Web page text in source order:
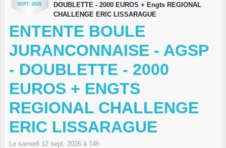
SEPT. 2026
DOUBLETTE - 2000 EUROS + Engts REGIONAL
CHALLENGE ERIC LISSARAGUE
ENTENTE BOULE
JURANCONNAISE - AGSP
- DOUBLETTE - 2000
EUROS + ENGTS
REGIONAL CHALLENGE
ERIC LISSARAGUE
Le samedi 12 sept. 2026 à 14h